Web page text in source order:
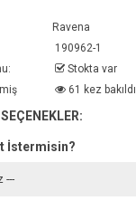
Ravena
190962-1
Stokta var
61 kez bakıldı
İstermisin?